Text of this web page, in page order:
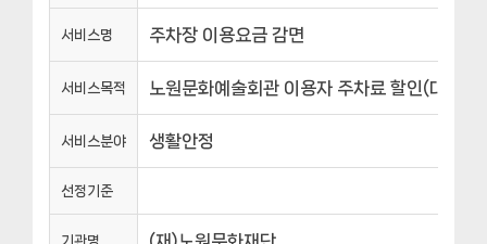
서비스명 주차장 이용요금 감면
서비스목적 노원문화예술회관 이용자 주차료 할인(대상별
서비스분야 생활안정
선정기준